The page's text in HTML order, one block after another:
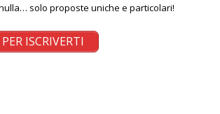
solo proposte uniche e particolari!
ISCRIVERTI